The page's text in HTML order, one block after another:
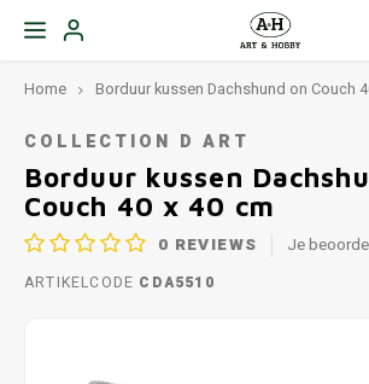
Home Borduur kussen Dachshund on Couch
COLLECTION D ART
Borduur kussen
Couch 40 x 40 cm
0 REVIEWS Je
ARTIKELCODE CDA5510